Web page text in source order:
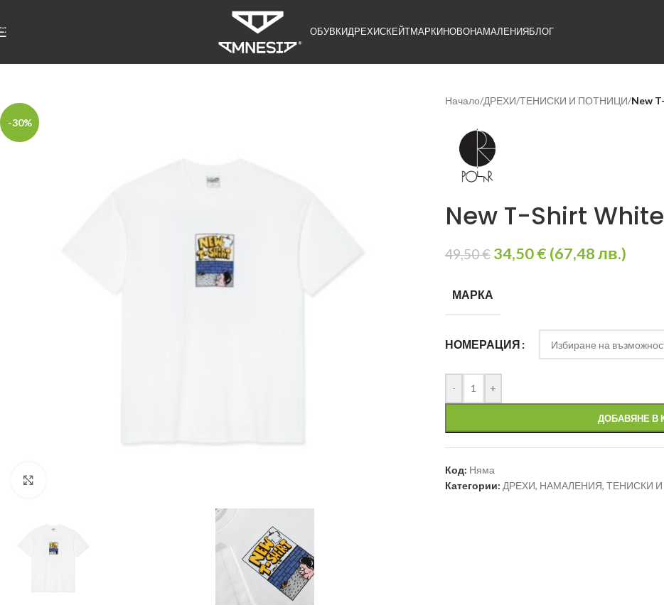
Skip to main content
ОБУВКИДРЕХИСКЕЙТМАРКИ НОВОНАМАЛЕНИЯ БЛОГ
-30%
Начало/ДРЕХИ/ТЕНИСКИ И ПОТНИЦИ/New
New T-Shirt White
49,50€ 34,50€ (67,48лв.)
МАРКА
НОМЕРАЦИЯ
- +
ДОБАВЯНЕ В
Код: Няма
Категории: ДРЕХИ, НАМАЛЕНИЯ, ТЕНИСКИ